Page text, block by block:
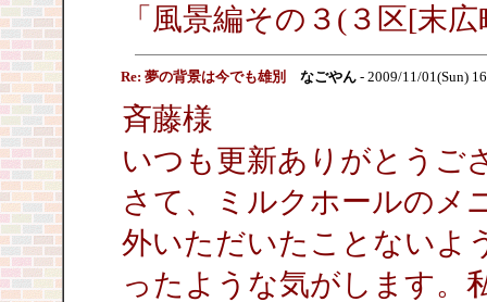
「風景編その３(３区[末
Re: 夢の背景は今でも雄別 なごやん- 2009/11/01(Sun)
斉藤様
いつも更新ありがとうご
さて、ミルクホールのメ
外いただいたことないよ
ったような気がします。